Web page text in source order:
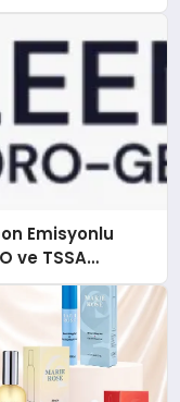
Emisyonlu
ve TSSA